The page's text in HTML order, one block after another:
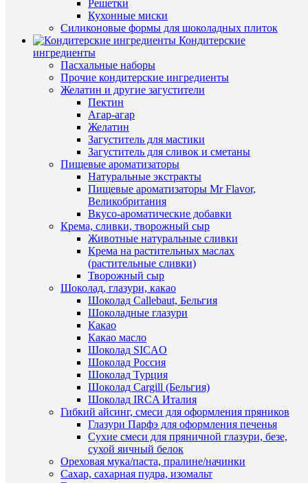
Решетки
Кухонные миски
Силиконовые формы для шоколадных плиток
Кондитерские
ингредиенты
Пасхальные наборы
Прочие кондитерские ингредиенты
Желатин и другие загустители
Пектин
Агар-агар
Желатин
Загуститель для мастики
Загуститель для сливок и сметаны
Пищевые ароматизаторы
Натуральные экстракты
Пищевые ароматизаторы Mr Flavor,
Великобритания
Вкусо-ароматические добавки
Крема, сливки, творожный сыр
Животные натуральные сливки
Крема на растительных маслах
(растительные сливки)
Творожный сыр
Шоколад, глазури, какао
Шоколад Callebaut, Бельгия
Шоколадные глазури
Какао
Какао масло
Шоколад SICAO
Шоколад Россия
Шоколад Турция
Шоколад Cargill (Бельгия)
Шоколад IRCA Италия
Гибкий айсинг, смеси для оформления пряников
Глазури Парфэ для оформления печенья
Сухие смеси для пряничной глазури, безе,
сухой яичный белок
Ореховая мука/паста, пралине/начинки
Сахар, сахарная пудра, изомальт
гр.
198
руб.
/